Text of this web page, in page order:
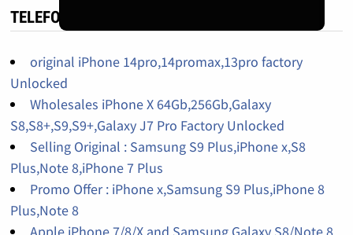
TELEFON HIRDETÉS
original iPhone 14pro,14promax,13pro factory
Unlocked
Wholesales iPhone X 64Gb,256Gb,Galaxy
S8,S8+,S9,S9+,Galaxy J7 Pro Factory Unlocked
Selling Original : Samsung S9 Plus,iPhone x,S8
Plus,Note 8,iPhone 7 Plus
Promo Offer : iPhone x,Samsung S9 Plus,iPhone 8
Plus,Note 8
Apple iPhone 7/8/X and Samsung Galaxy S8/Note 8